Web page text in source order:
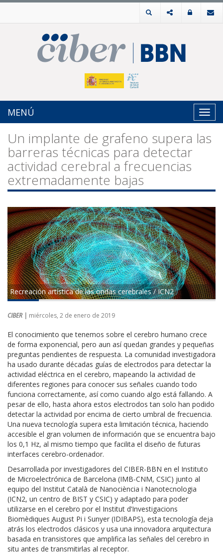
MENÚ
Un implante de grafeno supera las
barreras técnicas para detectar
actividad cerebral a frecuencias
extremadamente bajas
Recreación artística de las ondas cerebrales / ICN2
CIBER | miércoles, 2 de enero de 2019
El conocimiento que tenemos sobre el cerebro humano crece
de forma exponencial, pero aun así quedan grandes y pequeñas
preguntas pendientes de respuesta. La comunidad investigadora
ha usado durante décadas guías de electrodos para detectar la
actividad eléctrica en el cerebro, mapeando la actividad de
diferentes regiones para conocer sus señales cuando todo
funciona correctamente, así como cuando algo está fallando. A
pesar de ello, hasta ahora estos electrodos tan solo han podido
detectar la actividad por encima de cierto umbral de frecuencia.
Una nueva tecnología supera esta limitación técnica, haciendo
accesible el gran volumen de información que se encuentra bajo
los 0,1 Hz, al mismo tiempo que facilita el diseño de futuras
interfaces cerebro-ordenador.
Desarrollada por investigadores del CIBER-BBN en el Instituto
de Microelectrónica de Barcelona (IMB-CNM, CSIC) junto al
equipo del Institut Català de Nanociència i Nanotecnologia
(ICN2, un centro de BIST y CSIC) y adaptado para poder
utilizarse en el cerebro por el Institut d’Investigacions
Biomèdiques August Pi i Sunyer (IDIBAPS), esta tecnología deja
atrás los electrodos clásicos y usa una innovadora arquitectura
basada en transistores que amplifica las señales del cerebro in
situ antes de transmitirlas al receptor.